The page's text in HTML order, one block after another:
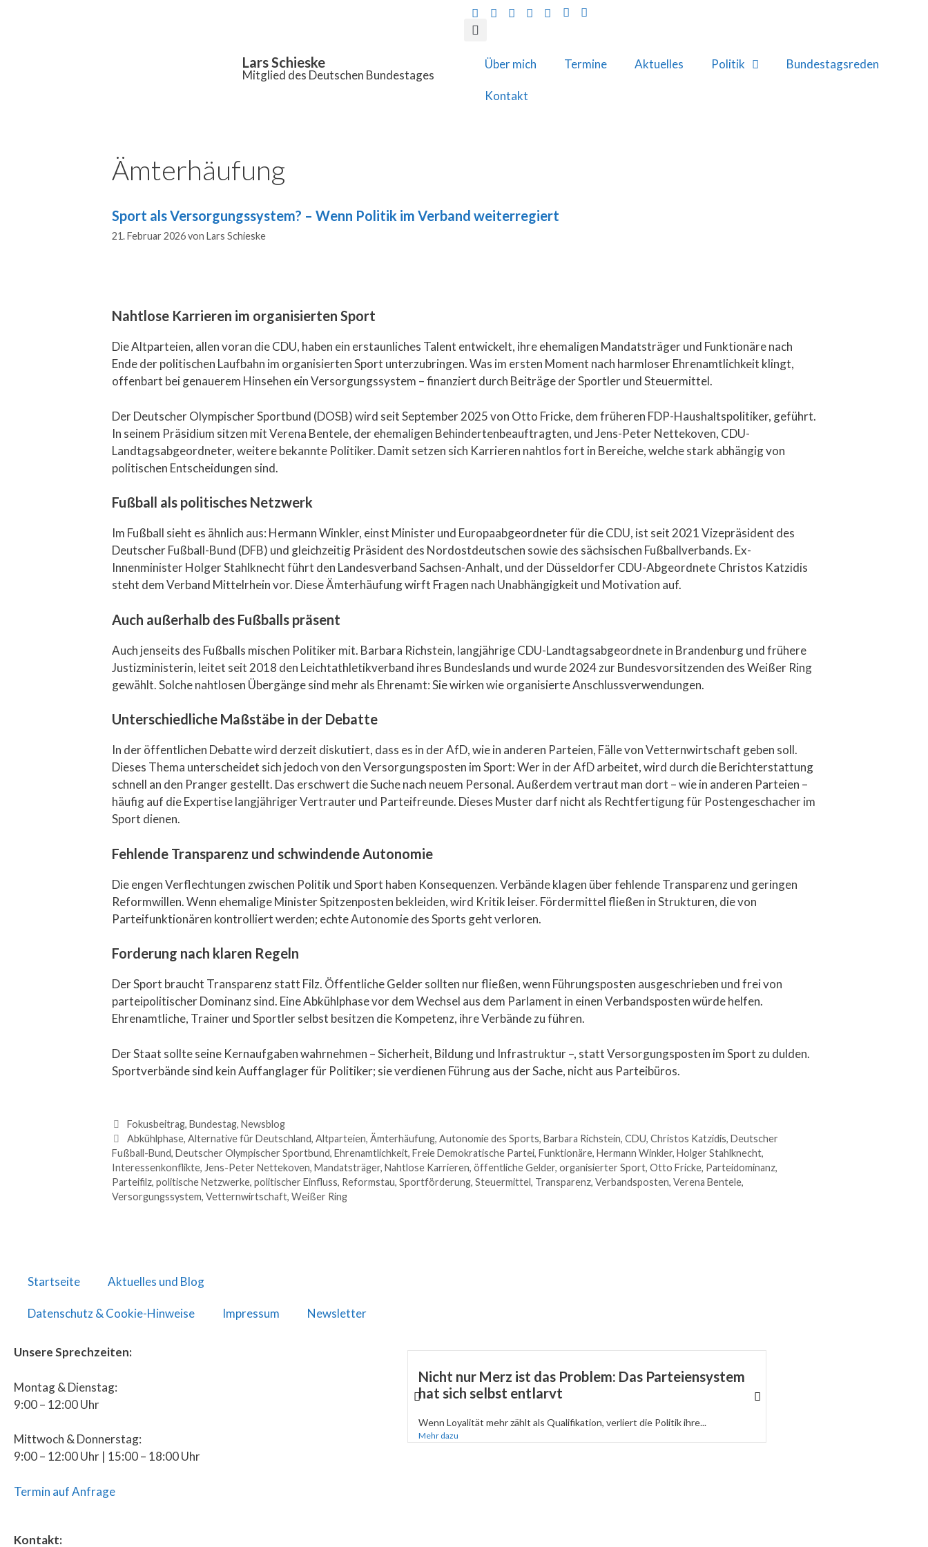
Lars Schieske
Mitglied des Deutschen Bundestages
Über mich Termine Aktuelles Politik Bundestagsreden
Kontakt
Ämterhäufung
Sport als Versorgungssystem? – Wenn Politik im Verband weiterregiert
21. Februar 2026von Lars Schieske
Nahtlose Karrieren im organisierten Sport
Die Altparteien, allen voran die CDU, haben ein erstaunliches Talent entwickelt, ihre ehemaligen Mandatsträger und Funktionäre nach
Ende der politischen Laufbahn im organisierten Sport unterzubringen. Was im ersten Moment nach harmloser Ehrenamtlichkeit klingt,
offenbart bei genauerem Hinsehen ein Versorgungssystem – finanziert durch Beiträge der Sportler und Steuermittel.
Der Deutscher Olympischer Sportbund (DOSB) wird seit September 2025 von Otto Fricke, dem früheren FDP-Haushaltspolitiker, geführt.
In seinem Präsidium sitzen mit Verena Bentele, der ehemaligen Behindertenbeauftragten, und Jens-Peter Nettekoven, CDU-
Landtagsabgeordneter, weitere bekannte Politiker. Damit setzen sich Karrieren nahtlos fort in Bereiche, welche stark abhängig von
politischen Entscheidungen sind.
Fußball als politisches Netzwerk
Im Fußball sieht es ähnlich aus: Hermann Winkler, einst Minister und Europaabgeordneter für die CDU, ist seit 2021 Vizepräsident des
Deutscher Fußball-Bund (DFB) und gleichzeitig Präsident des Nordostdeutschen sowie des sächsischen Fußballverbands. Ex-
Innenminister Holger Stahlknecht führt den Landesverband Sachsen-Anhalt, und der Düsseldorfer CDU-Abgeordnete Christos Katzidis
steht dem Verband Mittelrhein vor. Diese Ämterhäufung wirft Fragen nach Unabhängigkeit und Motivation auf.
Auch außerhalb des Fußballs präsent
Auch jenseits des Fußballs mischen Politiker mit. Barbara Richstein, langjährige CDU-Landtagsabgeordnete in Brandenburg und frühere
Justizministerin, leitet seit 2018 den Leichtathletikverband ihres Bundeslands und wurde 2024 zur Bundesvorsitzenden des Weißer Ring
gewählt. Solche nahtlosen Übergänge sind mehr als Ehrenamt: Sie wirken wie organisierte Anschlussverwendungen.
Unterschiedliche Maßstäbe in der Debatte
In der öffentlichen Debatte wird derzeit diskutiert, dass es in der AfD, wie in anderen Parteien, Fälle von Vetternwirtschaft geben soll.
Dieses Thema unterscheidet sich jedoch von den Versorgungsposten im Sport: Wer in der AfD arbeitet, wird durch die Berichterstattung
schnell an den Pranger gestellt. Das erschwert die Suche nach neuem Personal. Außerdem vertraut man dort – wie in anderen Parteien –
häufig auf die Expertise langjähriger Vertrauter und Parteifreunde. Dieses Muster darf nicht als Rechtfertigung für Postengeschacher im
Sport dienen.
Fehlende Transparenz und schwindende Autonomie
Die engen Verflechtungen zwischen Politik und Sport haben Konsequenzen. Verbände klagen über fehlende Transparenz und geringen
Reformwillen. Wenn ehemalige Minister Spitzenposten bekleiden, wird Kritik leiser. Fördermittel fließen in Strukturen, die von
Parteifunktionären kontrolliert werden; echte Autonomie des Sports geht verloren.
Forderung nach klaren Regeln
Der Sport braucht Transparenz statt Filz. Öffentliche Gelder sollten nur fließen, wenn Führungsposten ausgeschrieben und frei von
parteipolitischer Dominanz sind. Eine Abkühlphase vor dem Wechsel aus dem Parlament in einen Verbandsposten würde helfen.
Ehrenamtliche, Trainer und Sportler selbst besitzen die Kompetenz, ihre Verbände zu führen.
Der Staat sollte seine Kernaufgaben wahrnehmen – Sicherheit, Bildung und Infrastruktur –, statt Versorgungsposten im Sport zu dulden.
Sportverbände sind kein Auffanglager für Politiker; sie verdienen Führung aus der Sache, nicht aus Parteibüros.
Fokusbeitrag, Bundestag, Newsblog
Abkühlphase, Alternative für Deutschland, Altparteien, Ämterhäufung, Autonomie des Sports, Barbara Richstein, CDU, Christos Katzidis, Deutscher
Fußball-Bund, Deutscher Olympischer Sportbund, Ehrenamtlichkeit, Freie Demokratische Partei, Funktionäre, Hermann Winkler, Holger Stahlknecht,
Interessenkonflikte, Jens-Peter Nettekoven, Mandatsträger, Nahtlose Karrieren, öffentliche Gelder, organisierter Sport, Otto Fricke, Parteidominanz,
Parteifilz, politische Netzwerke, politischer Einfluss, Reformstau, Sportförderung, Steuermittel, Transparenz, Verbandsposten, Verena Bentele,
Versorgungssystem, Vetternwirtschaft, Weißer Ring
Startseite Aktuelles und Blog
Datenschutz & Cookie-Hinweise Impressum Newsletter
Unsere Sprechzeiten:
Montag & Dienstag:
9:00 – 12:00 Uhr
Mittwoch & Donnerstag:
9:00 – 12:00 Uhr | 15:00 – 18:00 Uhr
Termin auf Anfrage
Kontakt:
Nicht nur Merz ist das Problem: Das Parteiensystem
hat sich selbst entlarvt
Wenn Loyalität mehr zählt als Qualifikation, verliert die Politik ihre...
Mehr dazu